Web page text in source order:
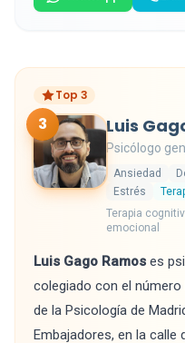
Top 3
3 Luis
Psicólogo
Ansiedad
Estrés
Terapia
emocional
Luis Gago Ramos es
colegiado con el número
de la Psicología de
Embajadores, en la calle